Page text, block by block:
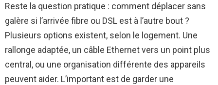
Reste la question pratique : comment déplacer sans
galère si l’arrivée fibre ou DSL est à l’autre bout ?
Plusieurs options existent, selon le logement. Une
rallonge adaptée, un câble Ethernet vers un point plus
central, ou une organisation différente des appareils
peuvent aider. L’important est de garder une